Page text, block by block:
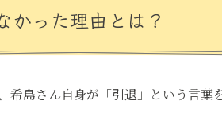
かった理由とは？
島さん自身が「引退」という言葉